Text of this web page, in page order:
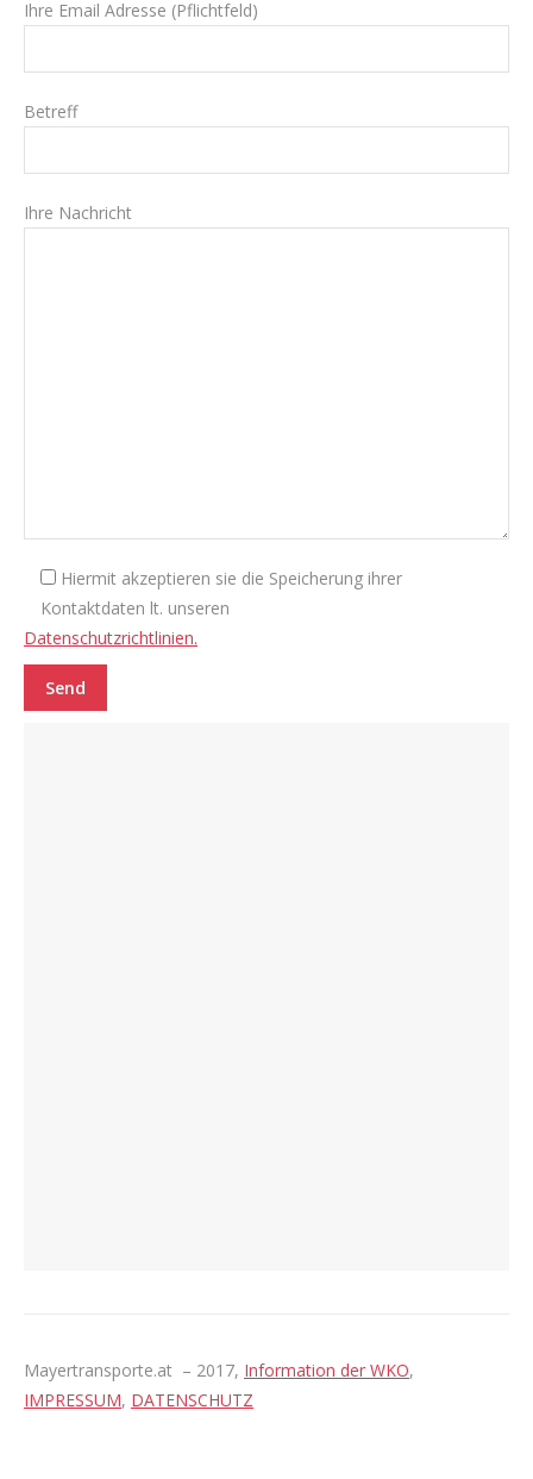
Ihre Email Adresse (Pflichtfeld)
Betreff
Ihre Nachricht
Hiermit akzeptieren sie die Speicherung ihrer
Kontaktdaten lt. unseren
Datenschutzrichtlinien.
Mayertransporte.at – 2017, Information der WKO,
IMPRESSUM, DATENSCHUTZ